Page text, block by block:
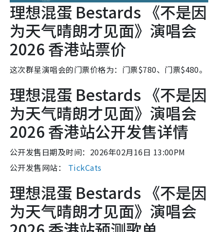
理想混蛋 Bestards 《不是因
为天气晴朗才见面》演唱会
2026 香港站票价
这次群星演唱会的门票价格为：门票$780、门票$480。
理想混蛋 Bestards 《不是因
为天气晴朗才见面》演唱会
2026 香港站公开发售详情
公开发售日期及时间：2026年02月16日 13:00PM
公开发售网站： TickCats
理想混蛋 Bestards 《不是因
为天气晴朗才见面》演唱会